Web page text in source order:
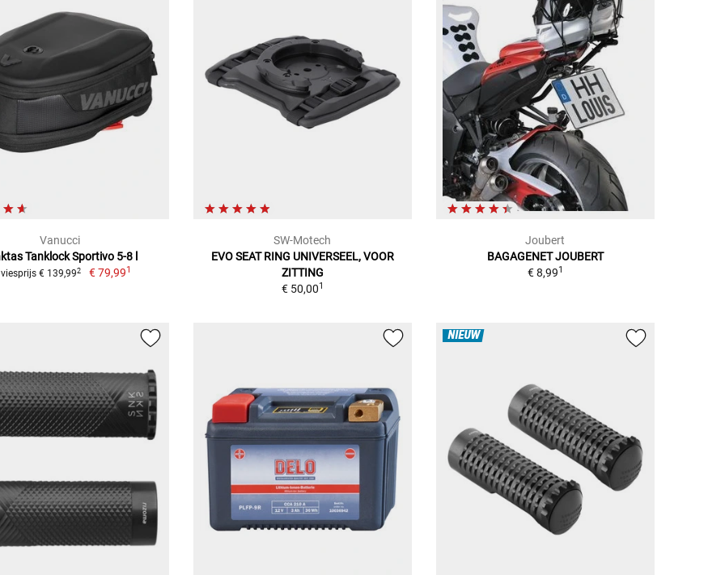
Vanucci
Tanklock Sportivo 5-8 l
€ 139,992 € 79,991
SW-Motech
EVO SEAT RING UNIVERSEEL, VOOR
ZITTING
€ 50,001
Joubert
BAGAGENET JOUBERT
€ 8,991
NIEUW